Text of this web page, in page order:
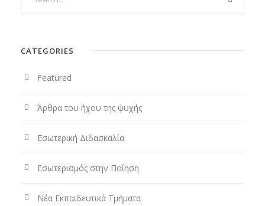
CATEGORIES
Featured
Άρθρα του ήχου της ψυχής
Εσωτερική Διδασκαλία
Εσωτερισμός στην Ποίηση
Νέα Εκπαιδευτικά Τμήματα